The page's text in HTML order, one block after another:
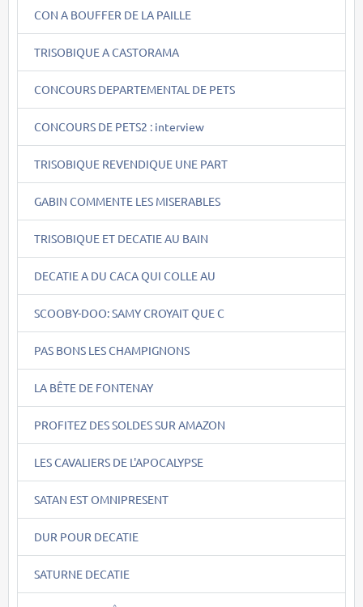
CON A BOUFFER DE LA PAILLE
TRISOBIQUE A CASTORAMA
CONCOURS DEPARTEMENTAL DE PETS
CONCOURS DE PETS2 : interview
TRISOBIQUE REVENDIQUE UNE PART
GABIN COMMENTE LES MISERABLES
TRISOBIQUE ET DECATIE AU BAIN
DECATIE A DU CACA QUI COLLE AU
SCOOBY-DOO: SAMY CROYAIT QUE C
PAS BONS LES CHAMPIGNONS
LA BÊTE DE FONTENAY
PROFITEZ DES SOLDES SUR AMAZON
LES CAVALIERS DE L'APOCALYPSE
SATAN EST OMNIPRESENT
DUR POUR DECATIE
SATURNE DECATIE